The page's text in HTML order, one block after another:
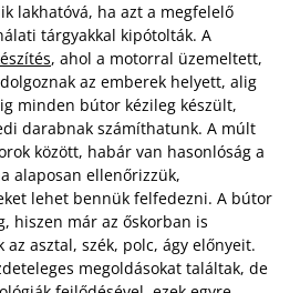
lakhatóvá, ha azt a megfelelő
tárgyakkal kipótolták. A
, ahol a motorral üzemeltett,
az emberek helyett, alig
minden bútor kézileg készült,
darabnak számíthatunk. A múlt
között, habár van hasonlóság a
alaposan ellenőrizzük,
lehet bennük felfedezni. A bútor
hiszen már az őskorban is
asztal, szék, polc, ágy előnyeit.
megoldásokat találtak, de